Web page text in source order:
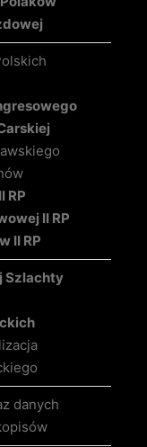
RP
II RP
II RP
Szlachty
danych